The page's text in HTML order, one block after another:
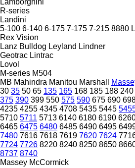
R-series
Landini
5-100 6-140 6-175 7-175 7-215 8880
Rex Vision
Lanz Bulldog Leyland Lindner
Geotrac Lintrac
Lovol
M-series M504
MB Mahindra Manitou Marshall
30 35 50 65 135 165 168 185 188 240
375 390 399 550 575 590 675 690
4235 4255 4345 4708 5435 5445
5710 5711 5713 6140 6180 6190
6465 6475 6480 6485 6490 6495
7480 7616 7618 7619 7620 7624
7724 7726 8220 8240 8250 8650
8737 8740
Massey McCormick